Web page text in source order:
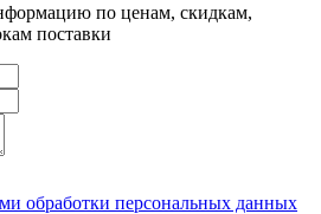
по ценам, скидкам,
поставки
обработки персональных данных